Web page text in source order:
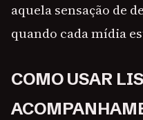
aquela sensação de
quando cada mídia
COMO USAR